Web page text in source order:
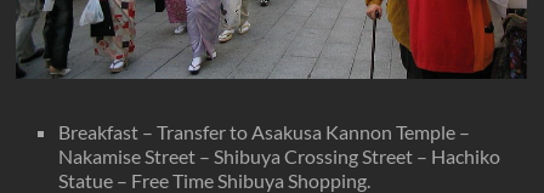
Breakfast – Transfer to Asakusa Kannon Temple –
Nakamise Street – Shibuya Crossing Street – Hachiko
Statue – Free Time Shibuya Shopping.